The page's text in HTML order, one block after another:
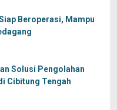
Beroperasi, Mampu
Solusi Pengolahan
Cibitung Tengah